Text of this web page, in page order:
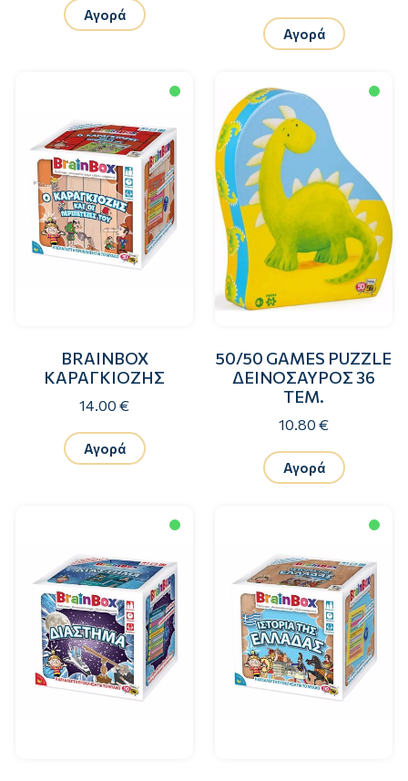
Αγορά
Αγορά
BRAINBOX
ΚΑΡΑΓΚΙΟΖΗΣ
14.00 €
Αγορά
50/50 GAMES PUZZLE
ΔΕΙΝΟΣΑΥΡΟΣ 36
ΤΕΜ.
10.80 €
Αγορά